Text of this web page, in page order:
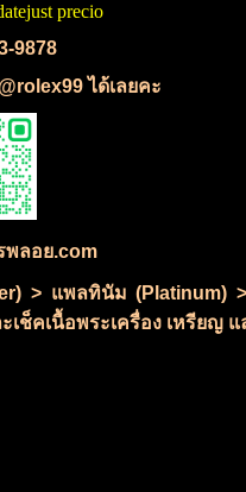
precio
9878
ได้เลยคะ
พลอย.com
> แพลทินัม (Platinum)
ช็คเนื้อพระเครื่อง เหรียญ